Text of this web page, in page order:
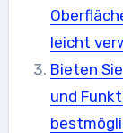
leicht
Bieten
und